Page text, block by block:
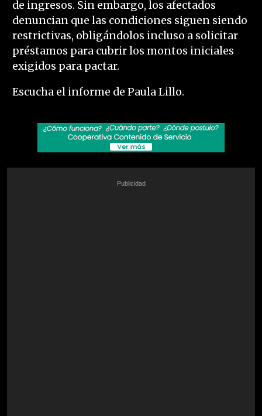
de ingresos. Sin embargo, los afectados
denuncian que las condiciones siguen siendo
restrictivas, obligándolos incluso a solicitar
préstamos para cubrir los montos iniciales
exigidos para pactar.
Escucha el informe de Paula Lillo.